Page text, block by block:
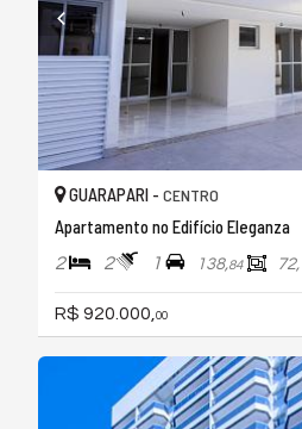
GUARAPARI - CENTRO
Apartamento no Edifício Eleganza
2 2 1 138,84 72,
R$ 920.000, 00